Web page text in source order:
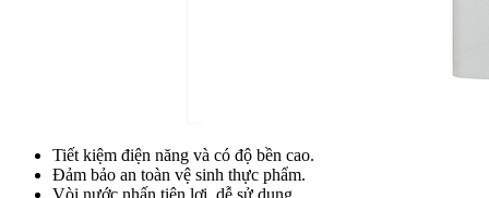
Tiết kiệm điện năng và có độ bền cao.
Đảm bảo an toàn vệ sinh thực phẩm.
Vòi nước nhấn tiện lợi, dễ sử dụng.